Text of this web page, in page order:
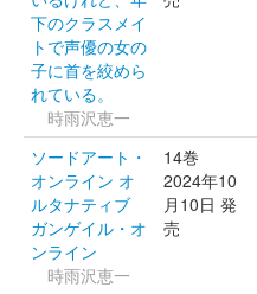
下のクラスメイ
トで声優の女の
子に首を絞めら
れている。
時雨沢恵一
ソードアート・
オンライン オ
ルタナティブ
ガンゲイル・オ
ンライン
時雨沢恵一
14巻
2024年10
月10日 発
売